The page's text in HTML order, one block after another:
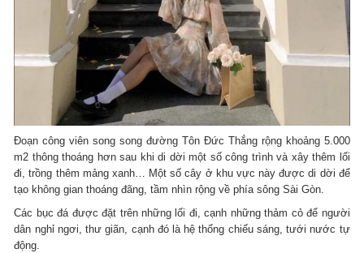
Đoạn công viên song song đường Tôn Đức Thắng rộng khoảng 5.000
m2 thông thoáng hơn sau khi di dời một số công trình và xây thêm lối
đi, trồng thêm mảng xanh… Một số cây ở khu vực này được di dời để
tạo không gian thoáng đãng, tầm nhìn rộng về phía sông Sài Gòn.
Các bục đá được đặt trên những lối đi, cạnh những thảm cỏ để người
dân nghỉ ngơi, thư giãn, cạnh đó là hệ thống chiếu sáng, tưới nước tự
động.